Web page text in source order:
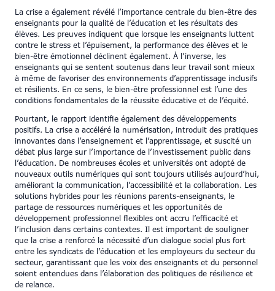
La crise a également révélé l’importance centrale du bien-être des
enseignants pour la qualité de l’éducation et les résultats des
élèves. Les preuves indiquent que lorsque les enseignants luttent
contre le stress et l’épuisement, la performance des élèves et le
bien-être émotionnel déclinent également. À l’inverse, les
enseignants qui se sentent soutenus dans leur travail sont mieux
à même de favoriser des environnements d’apprentissage inclusifs
et résilients. En ce sens, le bien-être professionnel est l’une des
conditions fondamentales de la réussite éducative et de l’équité.
Pourtant, le rapport identifie également des développements
positifs. La crise a accéléré la numérisation, introduit des pratiques
innovantes dans l’enseignement et l’apprentissage, et suscité un
débat plus large sur l’importance de l’investissement public dans
l’éducation. De nombreuses écoles et universités ont adopté de
nouveaux outils numériques qui sont toujours utilisés aujourd’hui,
améliorant la communication, l’accessibilité et la collaboration. Les
solutions hybrides pour les réunions parents-enseignants, le
partage de ressources numériques et les opportunités de
développement professionnel flexibles ont accru l’efficacité et
l’inclusion dans certains contextes. Il est important de souligner
que la crise a renforcé la nécessité d’un dialogue social plus fort
entre les syndicats de l’éducation et les employeurs du secteur du
secteur, garantissant que les voix des enseignants et du personnel
soient entendues dans l’élaboration des politiques de résilience et
de relance.